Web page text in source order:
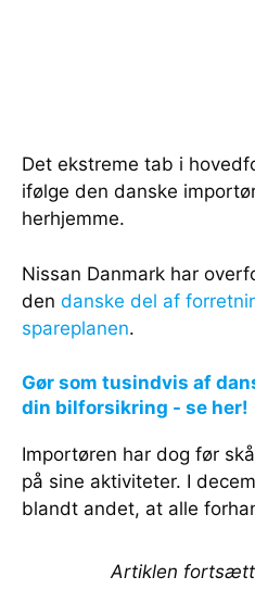
Det ekstreme tab i
ifølge den danske
herhjemme.
Nissan Danmark har
den danske del af
spareplanen.
Gør som tusindvis af
din bilforsikring - se her!
Importøren har dog før
på sine aktiviteter. I
blandt andet, at alle
Artiklen